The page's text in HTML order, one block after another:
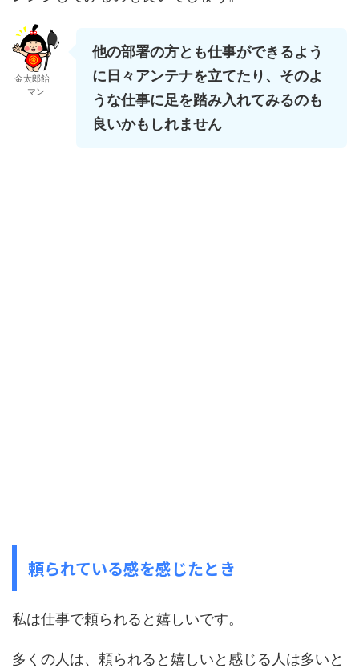
金太郎飴
マン
他の部署の方とも仕事ができるよう
に日々アンテナを立てたり、そのよ
うな仕事に足を踏み入れてみるのも
良いかもしれません
頼られている感を感じたとき
私は仕事で頼られると嬉しいです。
多くの人は、頼られると嬉しいと感じる人は多いと